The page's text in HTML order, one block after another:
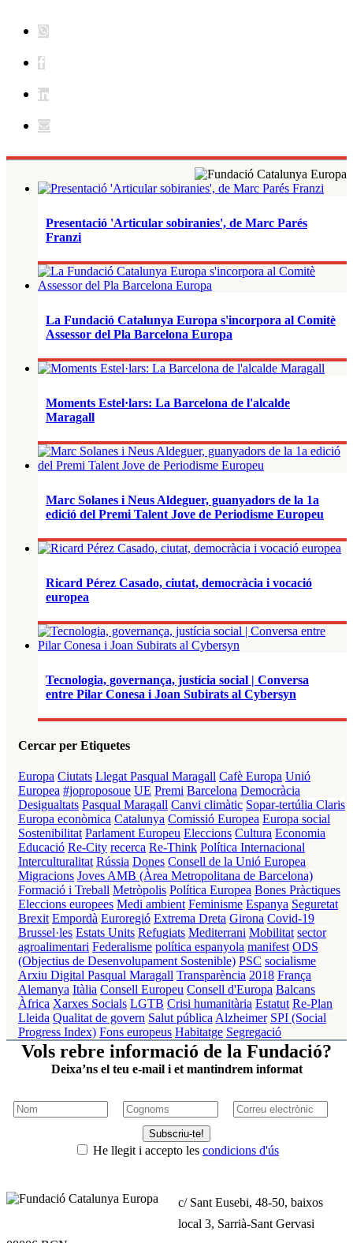
Presentació 'Articular sobiranies', de Marc Parés
Franzi
La Fundació Catalunya Europa s'incorpora al Comitè
Assessor del Pla Barcelona Europa
Moments Estel·lars: La Barcelona de l'alcalde
Maragall
Marc Solanes i Neus Aldeguer, guanyadors de la 1a
edició del Premi Talent Jove de Periodisme Europeu
Ricard Pérez Casado, ciutat, democràcia i vocació
europea
Tecnologia, governança, justícia social | Conversa
entre Pilar Conesa i Joan Subirats al Cybersyn
Cercar per Etiquetes
Europa Ciutats Llegat Pasqual Maragall Cafè Europa Unió
Europea #joproposoue UE Premi Barcelona Democràcia
Desigualtats Pasqual Maragall Canvi climàtic Sopar-tertúlia Claris
Europa econòmica Catalunya Comissió Europea Europa social
Sostenibilitat Parlament Europeu Eleccions Cultura Economia
Educació Re-City recerca Re-Think Política Internacional
Interculturalitat Rússia Dones Consell de la Unió Europea
Migracions Joves AMB (Àrea Metropolitana de Barcelona)
Formació i Treball Metròpolis Política Europea Bones Pràctiques
Eleccions europees Medi ambient Feminisme Espanya Seguretat
Brexit Empordà Euroregió Extrema Dreta Girona Covid-19
Brussel·les Estats Units Refugiats Mediterrani Mobilitat sector
agroalimentari Federalisme política espanyola manifest ODS
(Objectius de Desenvolupament Sostenible) PSC socialisme
Arxiu Digital Pasqual Maragall Transparència 2018 França
Alemanya Itàlia Consell Europeu Consell d'Europa Balcans
Àfrica Xarxes Socials LGTB Crisi humanitària Estatut Re-Plan
Lleida Qualitat de govern Salut pública Alzheimer SPI (Social
Progress Index) Fons europeus Habitatge Segregació
Vols rebre informació de la Fundació?
Deixa’ns el teu e-mail i et mantindrem informat
Subscriu-te!
He llegit i accepto les condicions d'ús
c/ Sant Eusebi, 48-50, baixos
local 3, Sarrià-Sant Gervasi